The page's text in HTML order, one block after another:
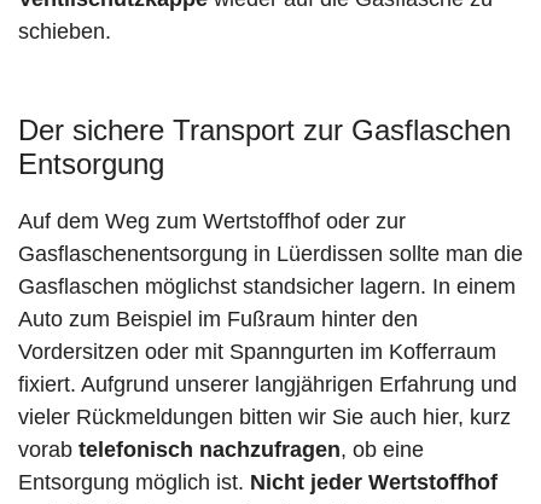
schieben.
Der sichere Transport zur Gasflaschen
Entsorgung
Auf dem Weg zum Wertstoffhof oder zur
Gasflaschenentsorgung in Lüerdissen sollte man die
Gasflaschen möglichst standsicher lagern. In einem
Auto zum Beispiel im Fußraum hinter den
Vordersitzen oder mit Spanngurten im Kofferraum
fixiert. Aufgrund unserer langjährigen Erfahrung und
vieler Rückmeldungen bitten wir Sie auch hier, kurz
vorab telefonisch nachzufragen, ob eine
Entsorgung möglich ist. Nicht jeder Wertstoffhof